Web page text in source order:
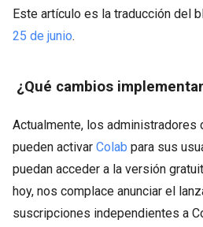
Este artículo es la traducción del
25 de junio.
¿Qué cambios
Actualmente, los administradores
pueden activar Colab para sus
puedan acceder a la versión
hoy, nos complace anunciar el
suscripciones independientes a